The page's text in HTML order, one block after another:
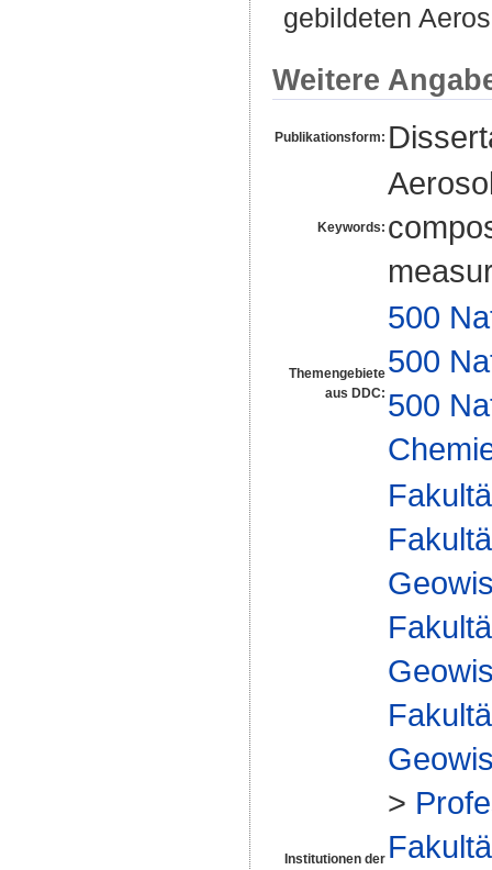
gebildeten
Weitere
Publikationsform:
Keywords:
Themengebiete
aus DDC:
500
500
500
Institutionen der
>